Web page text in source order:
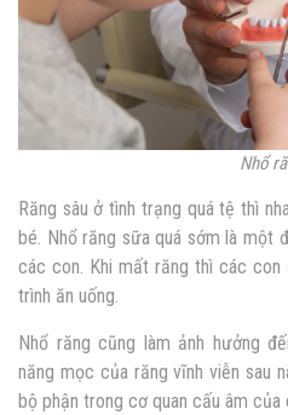
Nhổ
Răng sâu ở tình trạng quá tệ thì
bé. Nhổ răng sữa quá sớm là một
các con. Khi mất răng thì các con
trình ăn uống.
Nhổ răng cũng làm ảnh hưởng
năng mọc của răng vĩnh viễn sau
bộ phận trong cơ quan cấu âm